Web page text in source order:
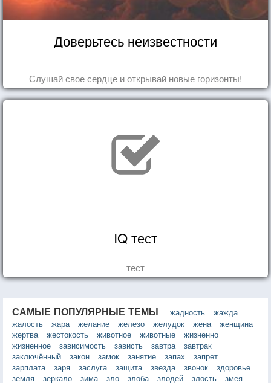
Доверьтесь неизвестности
Слушай свое сердце и открывай новые горизонты!
IQ тест
тест
САМЫЕ ПОПУЛЯРНЫЕ ТЕМЫ жадность
жажда
жалость
жара желание железо желудок жена
женщина
жертва
жестокость животное животные
жизненно
жизненное
зависимость зависть завтра
завтрак
заключённый
закон замок занятие запах
запрет
зарплата
заря заслуга защита звезда звонок
здоровье
земля
зеркало зима зло злоба злодей злость
змея